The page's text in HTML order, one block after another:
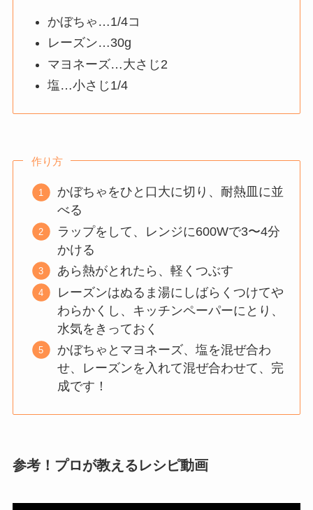
かぼちゃ…1/4コ
レーズン…30g
マヨネーズ…大さじ2
塩…小さじ1/4
作り方
かぼちゃをひと口大に切り、耐熱皿に並
べる
ラップをして、レンジに600Wで3〜4分
かける
あら熱がとれたら、軽くつぶす
レーズンはぬるま湯にしばらくつけてや
わらかくし、キッチンペーパーにとり、
水気をきっておく
かぼちゃとマヨネーズ、塩を混ぜ合わ
せ、レーズンを入れて混ぜ合わせて、完
成です！
参考！プロが教えるレシピ動画